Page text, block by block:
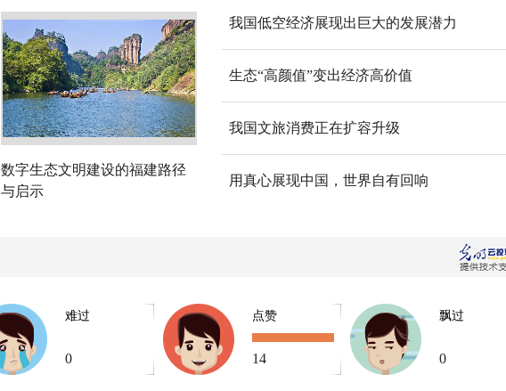
数字生态文明建设的福建路径
与启示
我国低空经济展现出巨大的发展潜力
生态“高颜值”变出经济高价值
我国文旅消费正在扩容升级
用真心展现中国，世界自有回响
难过
0
点赞
14
飘过
0